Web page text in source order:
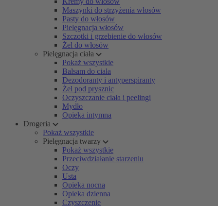
Maszynki do strzyżenia włosów
Pasty do włosów
Pielęgnacja włosów
Szczotki i grzebienie do włosów
Żel do włosów
Pielęgnacja ciała
Pokaż wszystkie
Balsam do ciała
Dezodoranty i antyperspiranty
Żel pod prysznic
Oczyszczanie ciała i peelingi
Mydło
Opieka intymna
Drogeria
Pokaż wszystkie
Pielęgnacja twarzy
Pokaż wszystkie
Przeciwdziałanie starzeniu
Oczy
Usta
Opieka nocna
Opieka dzienna
Czyszczenie